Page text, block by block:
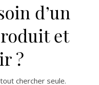
d’un
et
?
chercher seule.